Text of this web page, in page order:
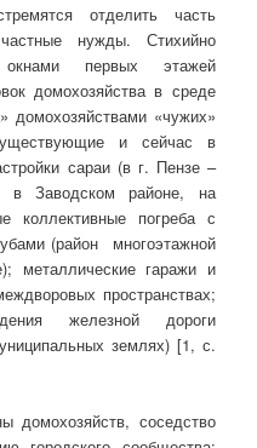
отделить часть
нужды. Стихийно
первых этажей
домохозяйства в среде
домохозяйствами «чужих»
и сейчас в
сараи (в г. Пензе –
в Заводском районе, на
коллективные погреба с
(район многоэтажной
металлические гаражи и
пространствах;
железной дороги
землях) [1, с.
домохозяйств, соседство